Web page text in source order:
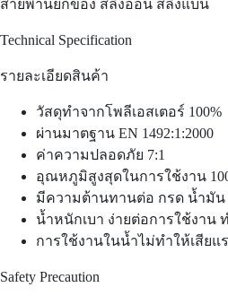
สายพานยกของ สลิงอ่อน สลิงแบน
Technical Specification
รายละเอียดสินค้า
วัสดุทำจากโพลีเอสเตอร์ 100%
ผ่านมาตฐาน EN 1492:1:2000
ค่าความปลอดภัย 7:1
อุณหภูมิสูงสุดในการใช้งาน
มีความต้านทานต่อ กรด น้ำมัน
น้ำหนักเบา ง่ายต่อการใช้งาน
การใช้งานในน้ำไม่ทำให้เสียแ
Safety Precaution